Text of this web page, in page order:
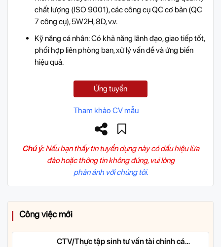
chất lượng (ISO 9001), các công cụ QC cơ bản (QC
7 công cụ), 5W2H, 8D, v.v.
Kỹ năng cá nhân: Có khả năng lãnh đạo, giao tiếp tốt,
phối hợp liên phòng ban, xử lý vấn đề và ứng biến
hiệu quả.
Ứng tuyển
Tham khảo CV mẫu
Chú ý:Nếu bạn thấy tin tuyển dụng này có dấu hiệu lừa
đảo hoặc thông tin không đúng, vui lòng
phản ánh với chúng tôi.
Công việc mới
CTV/Thực tập sinh tư vấn tài chính cá